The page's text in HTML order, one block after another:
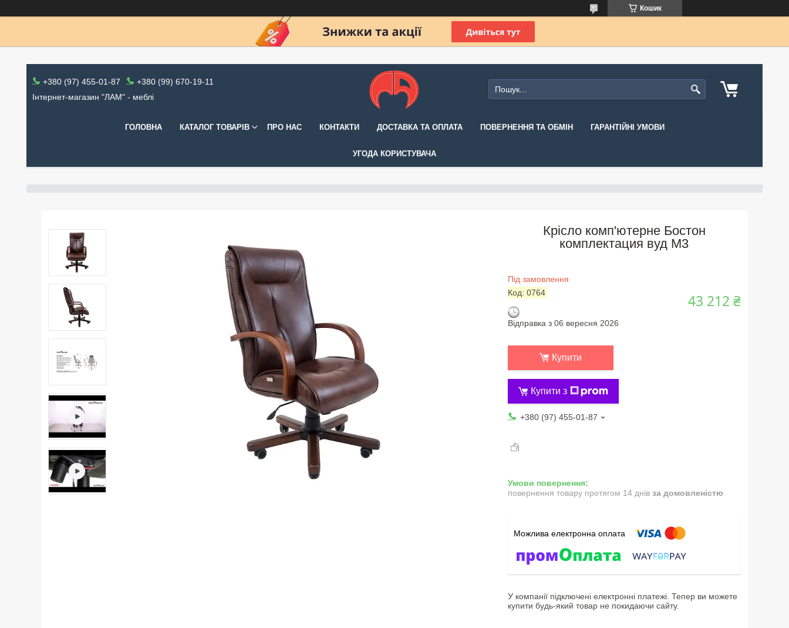
Кошик
+380 (97) 455-01-87
+380 (99) 670-19-11
Інтернет-магазин "ЛАМ" - меблі
ГОЛОВНА КАТАЛОГ ТОВАРІВ ПРО НАС КОНТАКТИ ДОСТАВКА ТА ОПЛАТА ПОВЕРНЕННЯ ТА ОБМІН ГАРАНТІЙНІ УМОВИ
УГОДА КОРИСТУВАЧА
Крісло комп'ютерне Бостон
комплектация вуд М3
Під замовлення
Код: 0764
Відправка з 06 вересня 2026
43 212 ₴
Купити
Купити з
+380 (97) 455-01-87
повернення товару протягом 14 днів за домовленістю
У компанії підключені електронні платежі. Тепер ви можете
купити будь-який товар не покидаючи сайту.